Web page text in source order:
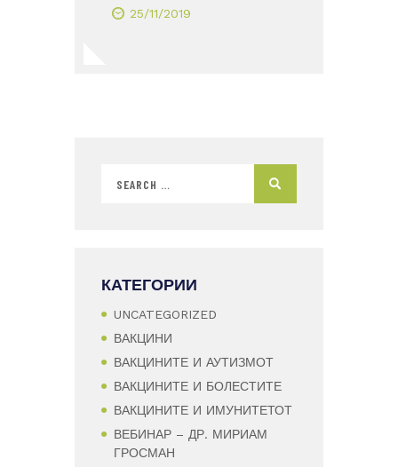
25/11/2019
КАТЕГОРИИ
UNCATEGORIZED
ВАКЦИНИ
ВАКЦИНИТЕ И АУТИЗМОТ
ВАКЦИНИТЕ И БОЛЕСТИТЕ
ВАКЦИНИТЕ И ИМУНИТЕТОТ
ВЕБИНАР – ДР. МИРИАМ
ГРОСМАН